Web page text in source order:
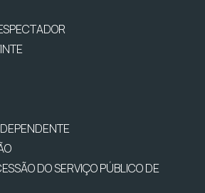
DO SERVIÇO PÚBLICO DE